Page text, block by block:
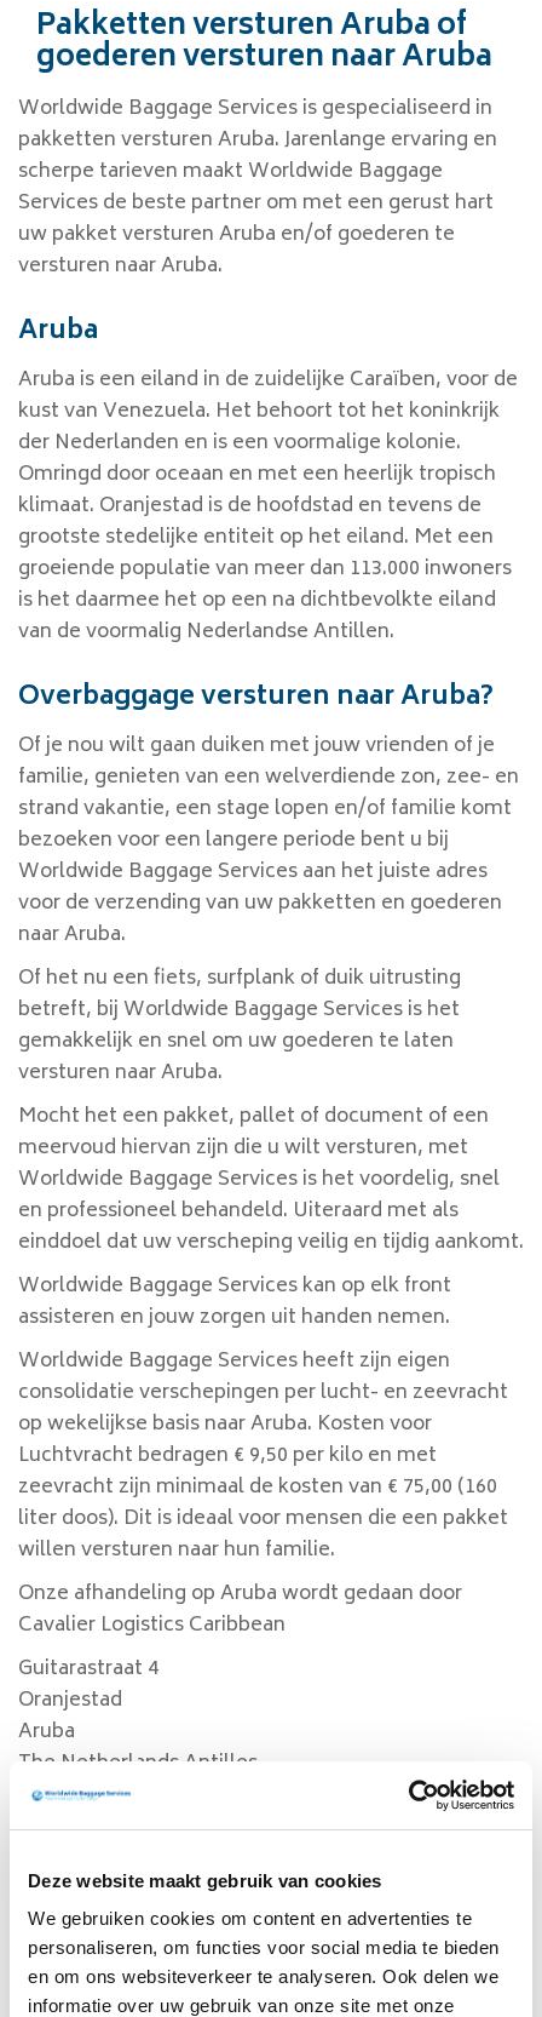
Deze website maakt gebruik van cookies
We gebruiken cookies om content en advertenties te
personaliseren, om functies voor social media te bieden
en om ons websiteverkeer te analyseren. Ook delen we
informatie over uw gebruik van onze site met onze
Pakketten versturen Aruba of
goederen versturen naar Aruba
Worldwide Baggage Services is gespecialiseerd in
pakketten versturen Aruba. Jarenlange ervaring en
scherpe tarieven maakt Worldwide Baggage
Services de beste partner om met een gerust hart
uw pakket versturen Aruba en/of goederen te
versturen naar Aruba.
Aruba
Aruba is een eiland in de zuidelijke Caraïben, voor de
kust van Venezuela. Het behoort tot het koninkrijk
der Nederlanden en is een voormalige kolonie.
Omringd door oceaan en met een heerlijk tropisch
klimaat. Oranjestad is de hoofdstad en tevens de
grootste stedelijke entiteit op het eiland. Met een
groeiende populatie van meer dan 113.000 inwoners
is het daarmee het op een na dichtbevolkte eiland
van de voormalig Nederlandse Antillen.
Overbaggage versturen naar Aruba?
Of je nou wilt gaan duiken met jouw vrienden of je
familie, genieten van een welverdiende zon, zee- en
strand vakantie, een stage lopen en/of familie komt
bezoeken voor een langere periode bent u bij
Worldwide Baggage Services aan het juiste adres
voor de verzending van uw pakketten en goederen
naar Aruba.
Of het nu een fiets, surfplank of duik uitrusting
betreft, bij Worldwide Baggage Services is het
gemakkelijk en snel om uw goederen te laten
versturen naar Aruba.
Mocht het een pakket, pallet of document of een
meervoud hiervan zijn die u wilt versturen, met
Worldwide Baggage Services is het voordelig, snel
en professioneel behandeld. Uiteraard met als
einddoel dat uw verscheping veilig en tijdig aankomt.
Worldwide Baggage Services kan op elk front
assisteren en jouw zorgen uit handen nemen.
Worldwide Baggage Services heeft zijn eigen
consolidatie verschepingen per lucht- en zeevracht
op wekelijkse basis naar Aruba. Kosten voor
Luchtvracht bedragen € 9,50 per kilo en met
zeevracht zijn minimaal de kosten van € 75,00 (160
liter doos). Dit is ideaal voor mensen die een pakket
willen versturen naar hun familie.
Onze afhandeling op Aruba wordt gedaan door
Cavalier Logistics Caribbean
Guitarastraat 4
Oranjestad
Aruba
The Netherlands Antilles
Phone: + 297 588 7222
Fax: + 297 588 7220
Gebruik de calculator hier boven om simpel en
eenvoudig te zien wat de mogelijkheden zijn om uw
verscheping mogelijk te maken waar dan ook op
Aruba.